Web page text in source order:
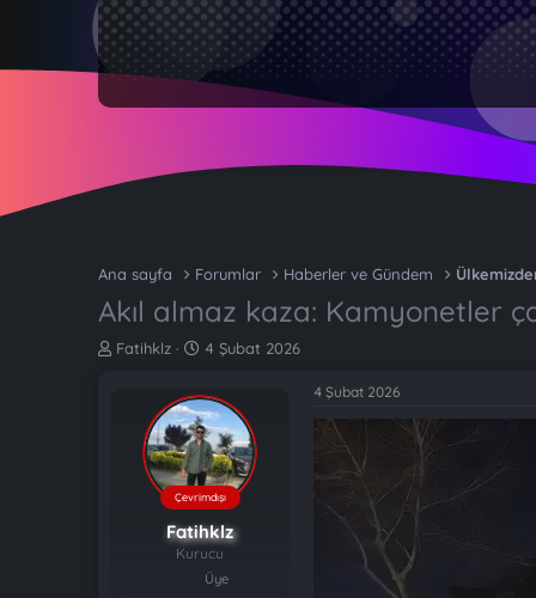
Ana sayfa Forumlar Haberler ve Gündem
Akıl almaz kaza: Kamyonetler
K
Fatihklz
B
l
a
n
g
ı
t
a
r
4 Şubat 2026
Çevrimdışı
Fatihklz
Kurucu
Üye
4 Şubat 2026